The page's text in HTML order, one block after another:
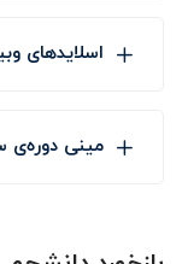
اسلایدهای
مینی دوره‌ی